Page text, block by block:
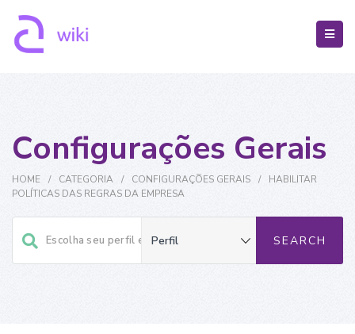
Configurações Gerais
HOME / CATEGORIA / CONFIGURAÇÕES GERAIS /
HABILITAR
POLÍTICAS DAS REGRAS DA EMPRESA